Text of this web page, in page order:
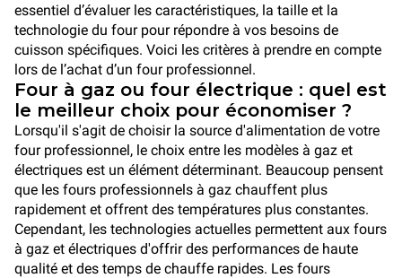
essentiel d’évaluer les caractéristiques, la taille et la
technologie du four pour répondre à vos besoins de
cuisson spécifiques. Voici les critères à prendre en compte
lors de l’achat d’un four professionnel.
Four à gaz ou four électrique : quel est
le meilleur choix pour économiser ?
Lorsqu'il s'agit de choisir la source d'alimentation de votre
four professionnel, le choix entre les modèles à gaz et
électriques est un élément déterminant. Beaucoup pensent
que les fours professionnels à gaz chauffent plus
rapidement et offrent des températures plus constantes.
Cependant, les technologies actuelles permettent aux fours
à gaz et électriques d'offrir des performances de haute
qualité et des temps de chauffe rapides. Les fours